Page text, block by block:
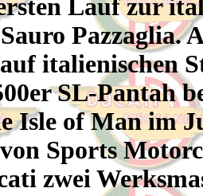
Lauf zur
Pazzaglia.
italienischen
SL-Pantah
Isle of Man im
Sports
zwei